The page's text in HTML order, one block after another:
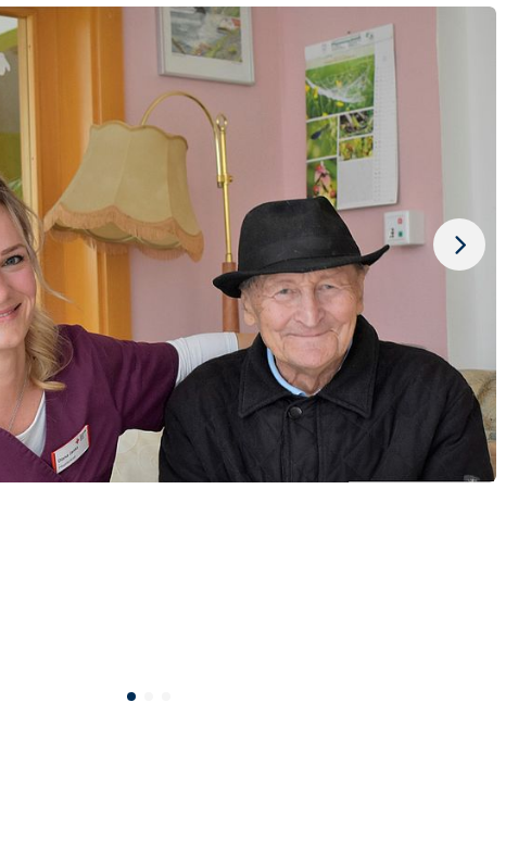
ist mit einem Kleiderschrank, einem Sideboard,
einem Nachttisch und einem Niedrigflur –
Auf eigenen Wunsch können die Zimmer
Mobiliar versehen werden. Weiterhin sind
mit einer Rufanlage und einem Telefon
eigene, direkt am Zimmer anliegenden Bad,
Dusche und einem WC für den notwendigen
Alltagshygiene. Das große Wohnbereichs-Bad
speziellen Pflegebadewanne auch Menschen
Einschränkungen die Möglichkeit ein Bad
sowie der Speisesaal und die zahlreichen
den Bewohnern die Möglichkeit der
Im großen Saal im Erdgeschoss finden
neben verschiedenen
drei Hauptmahlzeiten und drei